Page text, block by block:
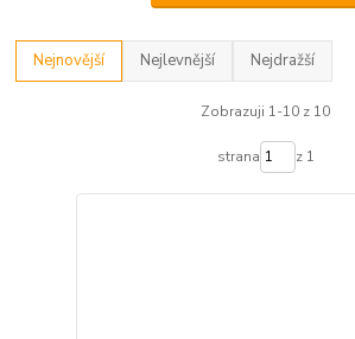
Nejnovější Nejlevnější Nejdražší
Zobrazuji 1-10 z 10
strana z 1